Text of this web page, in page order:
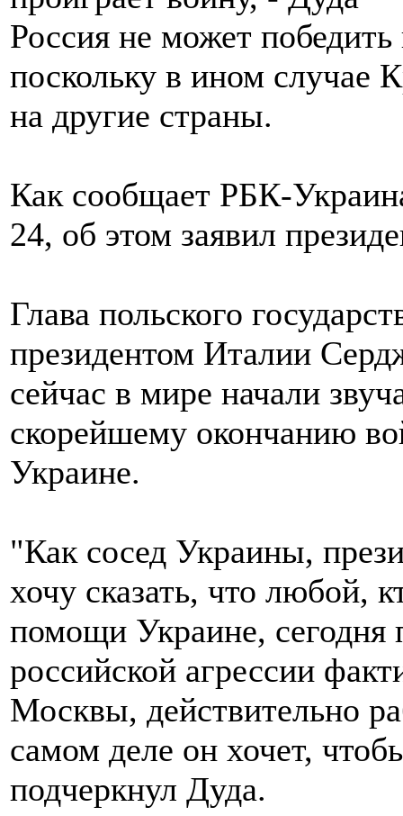
Россия не может
поскольку в ином случае
на другие страны.
Как сообщает РБК-
24, об этом заявил
Глава польского
президентом Италии
сейчас в мире начали
скорейшему окончанию
Украине.
"Как сосед Украины,
хочу сказать, что любой,
помощи Украине,
российской агрессии
Москвы, действительно
самом деле он хочет,
подчеркнул Дуда.